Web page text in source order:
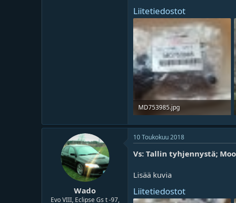
Liitetiedostot
MD753985.jpg
Wado
Evo VIII, Eclipse Gs t -97,
10 Toukokuu 2018
Vs: Tallin tyhjennystä;
Lisää kuvia
Liitetiedostot